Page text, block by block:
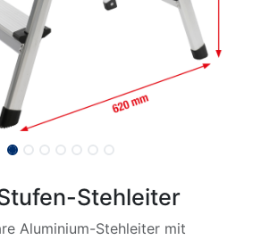
Stehleiter
Aluminium-Stehleiter mit